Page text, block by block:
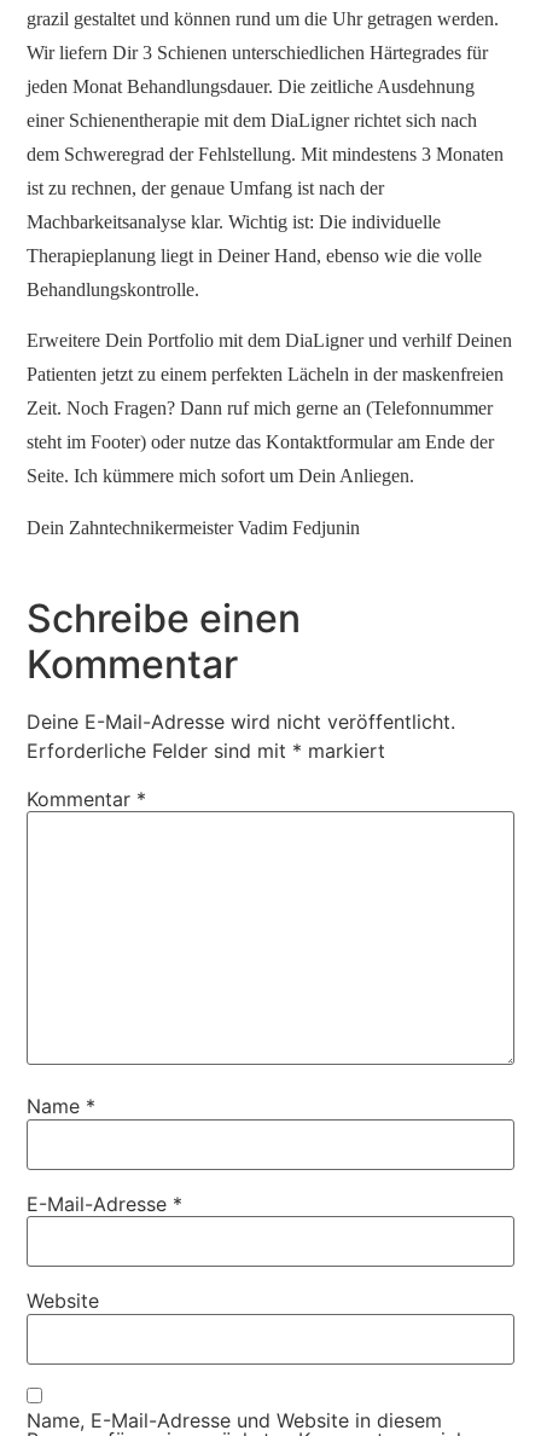
grazil gestaltet und können rund um die Uhr getragen werden.
Wir liefern Dir 3 Schienen unterschiedlichen Härtegrades für
jeden Monat Behandlungsdauer. Die zeitliche Ausdehnung
einer Schienentherapie mit dem DiaLigner richtet sich nach
dem Schweregrad der Fehlstellung. Mit mindestens 3 Monaten
ist zu rechnen, der genaue Umfang ist nach der
Machbarkeitsanalyse klar. Wichtig ist: Die individuelle
Therapieplanung liegt in Deiner Hand, ebenso wie die volle
Behandlungskontrolle.
Erweitere Dein Portfolio mit dem DiaLigner und verhilf Deinen
Patienten jetzt zu einem perfekten Lächeln in der maskenfreien
Zeit. Noch Fragen? Dann ruf mich gerne an (Telefonnummer
steht im Footer) oder nutze das Kontaktformular am Ende der
Seite. Ich kümmere mich sofort um Dein Anliegen.
Dein Zahntechnikermeister Vadim Fedjunin
Schreibe einen
Kommentar
Deine E-Mail-Adresse wird nicht veröffentlicht.
Erforderliche Felder sind mit * markiert
Kommentar *
Name *
E-Mail-Adresse *
Website
Name, E-Mail-Adresse und Website in diesem